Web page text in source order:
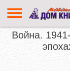
Война.